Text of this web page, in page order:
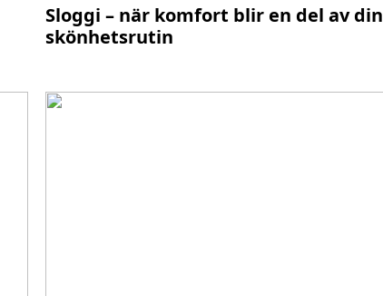
Sloggi – när komfort blir en del av din
skönhetsrutin